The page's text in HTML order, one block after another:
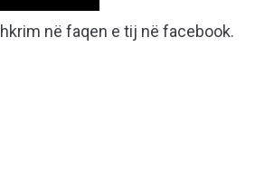
në faqen e tij në facebook.